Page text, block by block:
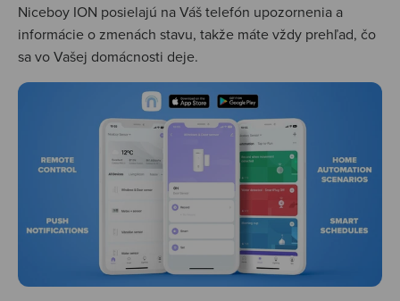
Niceboy ION posielajú na Váš telefón upozornenia a
informácie o zmenách stavu, takže máte vždy prehľad, čo
sa vo Vašej domácnosti deje.